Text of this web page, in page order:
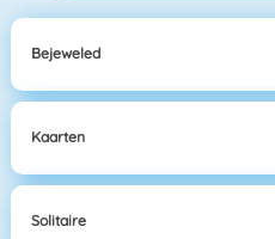
Bejeweled
Kaarten
Solitaire